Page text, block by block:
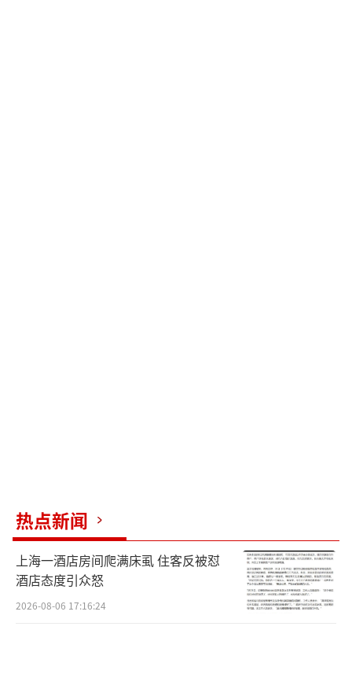
热点新闻
上海一酒店房间爬满床虱 住客反被怼
酒店态度引众怒
2026-08-06 17:16:24